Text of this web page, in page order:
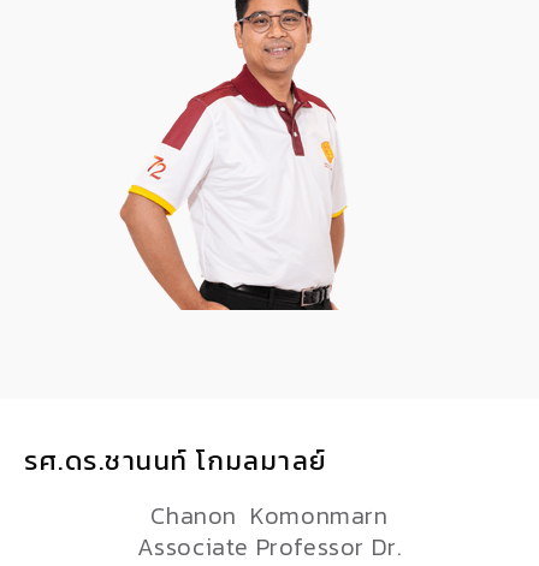
รศ.ดร.ชานนท์ โกมลมาลย์
Chanon Komonmarn
Associate Professor Dr.